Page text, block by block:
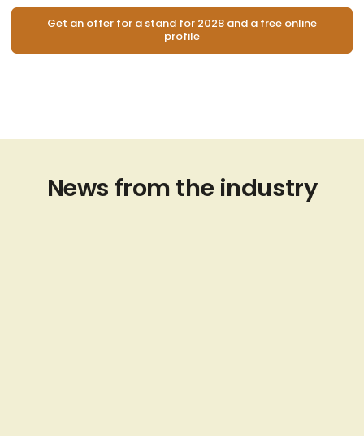
Get an offer for a stand for 2028 and a free online
profile
News from the industry